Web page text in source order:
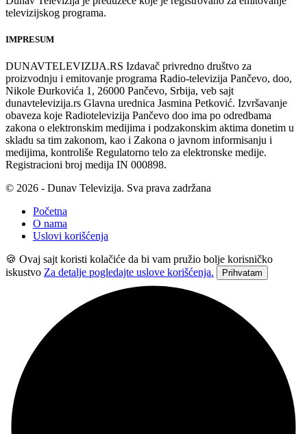
televizijskog programa.
IMPRESUM
DUNAVTELEVIZIJA.RS Izdavač privredno društvo za
proizvodnju i emitovanje programa Radio-televizija Pančevo, doo,
Nikole Đurkovića 1, 26000 Pančevo, Srbija, veb sajt
dunavtelevizija.rs Glavna urednica Jasmina Petković. Izvršavanje
obaveza koje Radiotelevizija Pančevo doo ima po odredbama
zakona o elektronskim medijima i podzakonskim aktima donetim u
skladu sa tim zakonom, kao i Zakona o javnom informisanju i
medijima, kontroliše Regulatorno telo za elektronske medije.
Registracioni broj medija IN 000898.
© 2026 - Dunav Televizija. Sva prava zadržana
Početna
O nama
Uslovi korišćenja
🍪 Ovaj sajt koristi kolačiće da bi vam pružio bolje korisničko
iskustvo Za detalje pogledajte uslove korišćenja. Prihvatam